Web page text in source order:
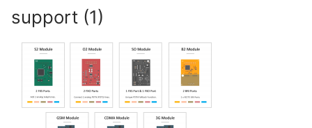
SẢN PHẨM
VOIP PBX FOR SME
Tổng đài VoIP Yeastar S412
Tổng đài VoIP Yeastar S20
support (1)